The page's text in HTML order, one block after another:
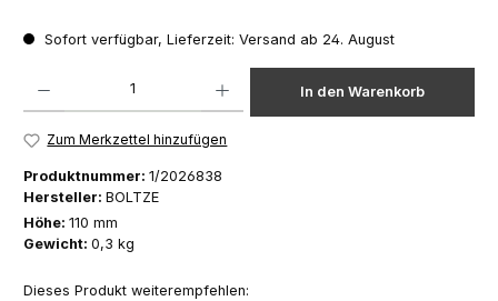
Sofort verfügbar, Lieferzeit: Versand ab 24. August
In den Warenkorb
Zum Merkzettel hinzufügen
Produktnummer: 1/2026838
Hersteller: BOLTZE
Höhe: 110 mm
Gewicht: 0,3 kg
Dieses Produkt weiterempfehlen: